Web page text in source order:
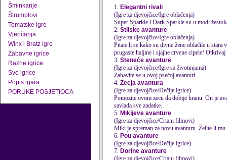
Šminkanje
Štrumpfovi
Tematske igre
Vjenčanja
Winx i Bratz igre
Zabavne igrice
Razne igrice
Sve igrice
Popis igara
PORUKE POSJETIOCA
1. Elegantni rivali
(Igre za djevojčice/Igre oblačenja)
Super Sparkle i Dark Sparkle su u modi
2. Stilske avanture
(Igre za djevojčice/Igre oblačenja)
Pitate li se kako su divne žene oblačile u stara
prugaste haljine i sjajne crvene cipele!
3. Steneće avanture
(Igre za djevojčice/Igre sa životinjama)
Zabavite se u ovoj psećoj avanturi.
4. Zecja avantura
(Igre za djevojčice/Dečije igrice)
Pomozite ovom zecu da dobije hranu. On je
savlada sve zadatke.
5. Mikijeve avanture
(Igre za djevojčice/Crtani filmovi)
Miki je spreman za novu avanturu. Želite li
6. Pou avanture
(Igre za djevojčice/Dečije igrice)
7. Dorine avanture
(Igre za djevojčice/Crtani filmovi)